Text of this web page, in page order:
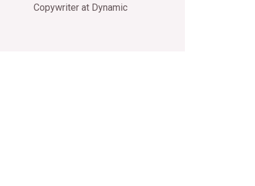
Copywriter at Dynamic